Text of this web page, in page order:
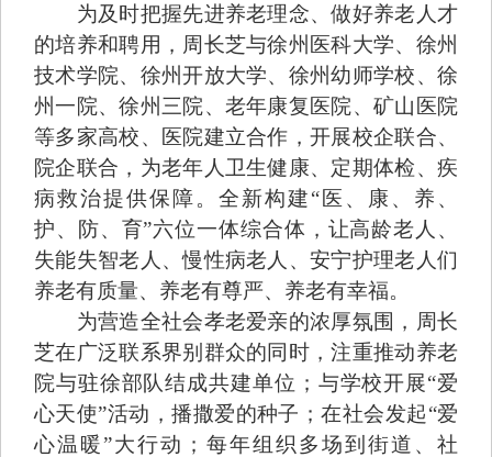
为及时把握先进养老理念、做好养老人才
的培养和聘用，周长芝与徐州医科大学、徐州
技术学院、徐州开放大学、徐州幼师学校、徐
州一院、徐州三院、老年康复医院、矿山医院
等多家高校、医院建立合作，开展校企联合、
院企联合，为老年人卫生健康、定期体检、疾
病救治提供保障。全新构建“医、康、养、
护、防、育”六位一体综合体，让高龄老人、
失能失智老人、慢性病老人、安宁护理老人们
养老有质量、养老有尊严、养老有幸福。
为营造全社会孝老爱亲的浓厚氛围，周长
芝在广泛联系界别群众的同时，注重推动养老
院与驻徐部队结成共建单位；与学校开展“爱
心天使”活动，播撒爱的种子；在社会发起“爱
心温暖”大行动；每年组织多场到街道、社